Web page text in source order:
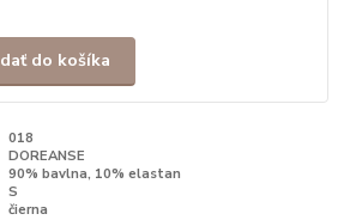
do košíka
018
DOREANSE
90% bavlna, 10% elastan
S
čierna